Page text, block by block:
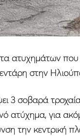
ατυχημάτων
στην
3 σοβαρά
ατύχημα, για
την κεντρική